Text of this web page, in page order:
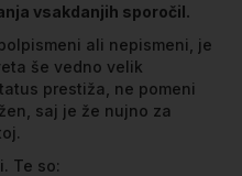
vsakdanjih sporočil.
ali nepismeni, je
še vedno velik
prestiža, ne pomeni
saj je že nujno za
Te so: